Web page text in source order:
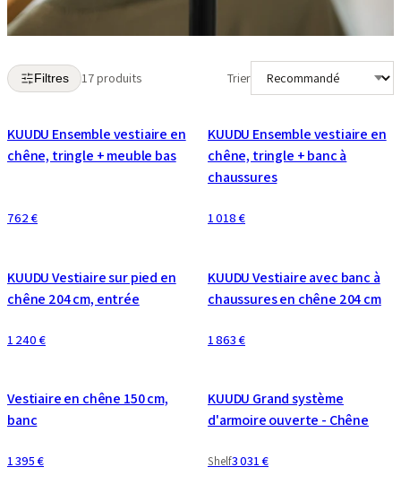
Filtres 17 produits Trier
KUUDU Ensemble vestiaire en
chêne, tringle + meuble bas
762 €
KUUDU Ensemble vestiaire en
chêne, tringle + banc à
chaussures
1 018 €
KUUDU Vestiaire sur pied en
chêne 204 cm, entrée
1 240 €
KUUDU Vestiaire avec banc à
chaussures en chêne 204 cm
1 863 €
Vestiaire en chêne 150 cm,
banc
1 395 €
KUUDU Grand système
d'armoire ouverte - Chêne
Shelf3 031 €